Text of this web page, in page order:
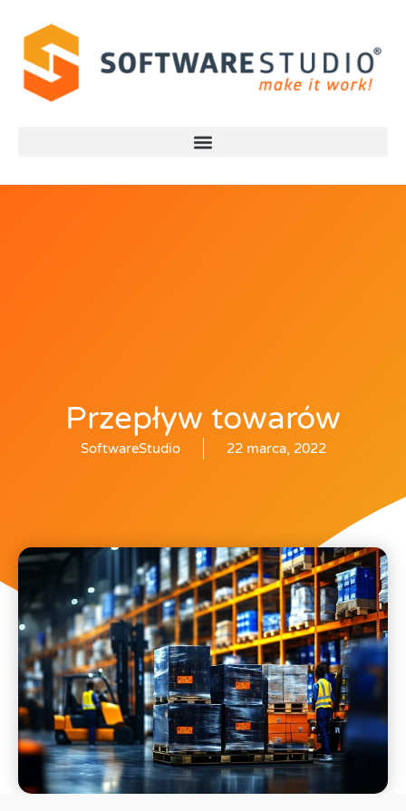
Przepływ towarów
SoftwareStudio 22 marca, 2022